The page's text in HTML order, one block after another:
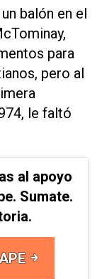
balón en el
para
pero al
le faltó
al apoyo
Sumate.